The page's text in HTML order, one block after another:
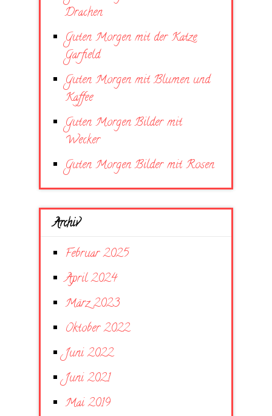
Drachen
Guten Morgen mit der Katze
Garfield
Guten Morgen mit Blumen und
Kaffee
Guten Morgen Bilder mit
Wecker
Guten Morgen Bilder mit Rosen
Archiv
Februar 2025
April 2024
März 2023
Oktober 2022
Juni 2022
Juni 2021
Mai 2019